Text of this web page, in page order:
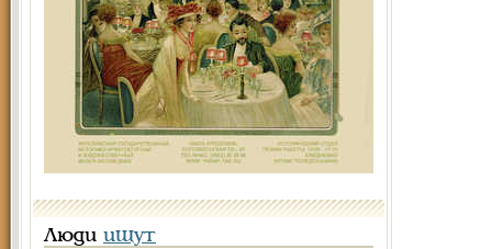
Люди ищут